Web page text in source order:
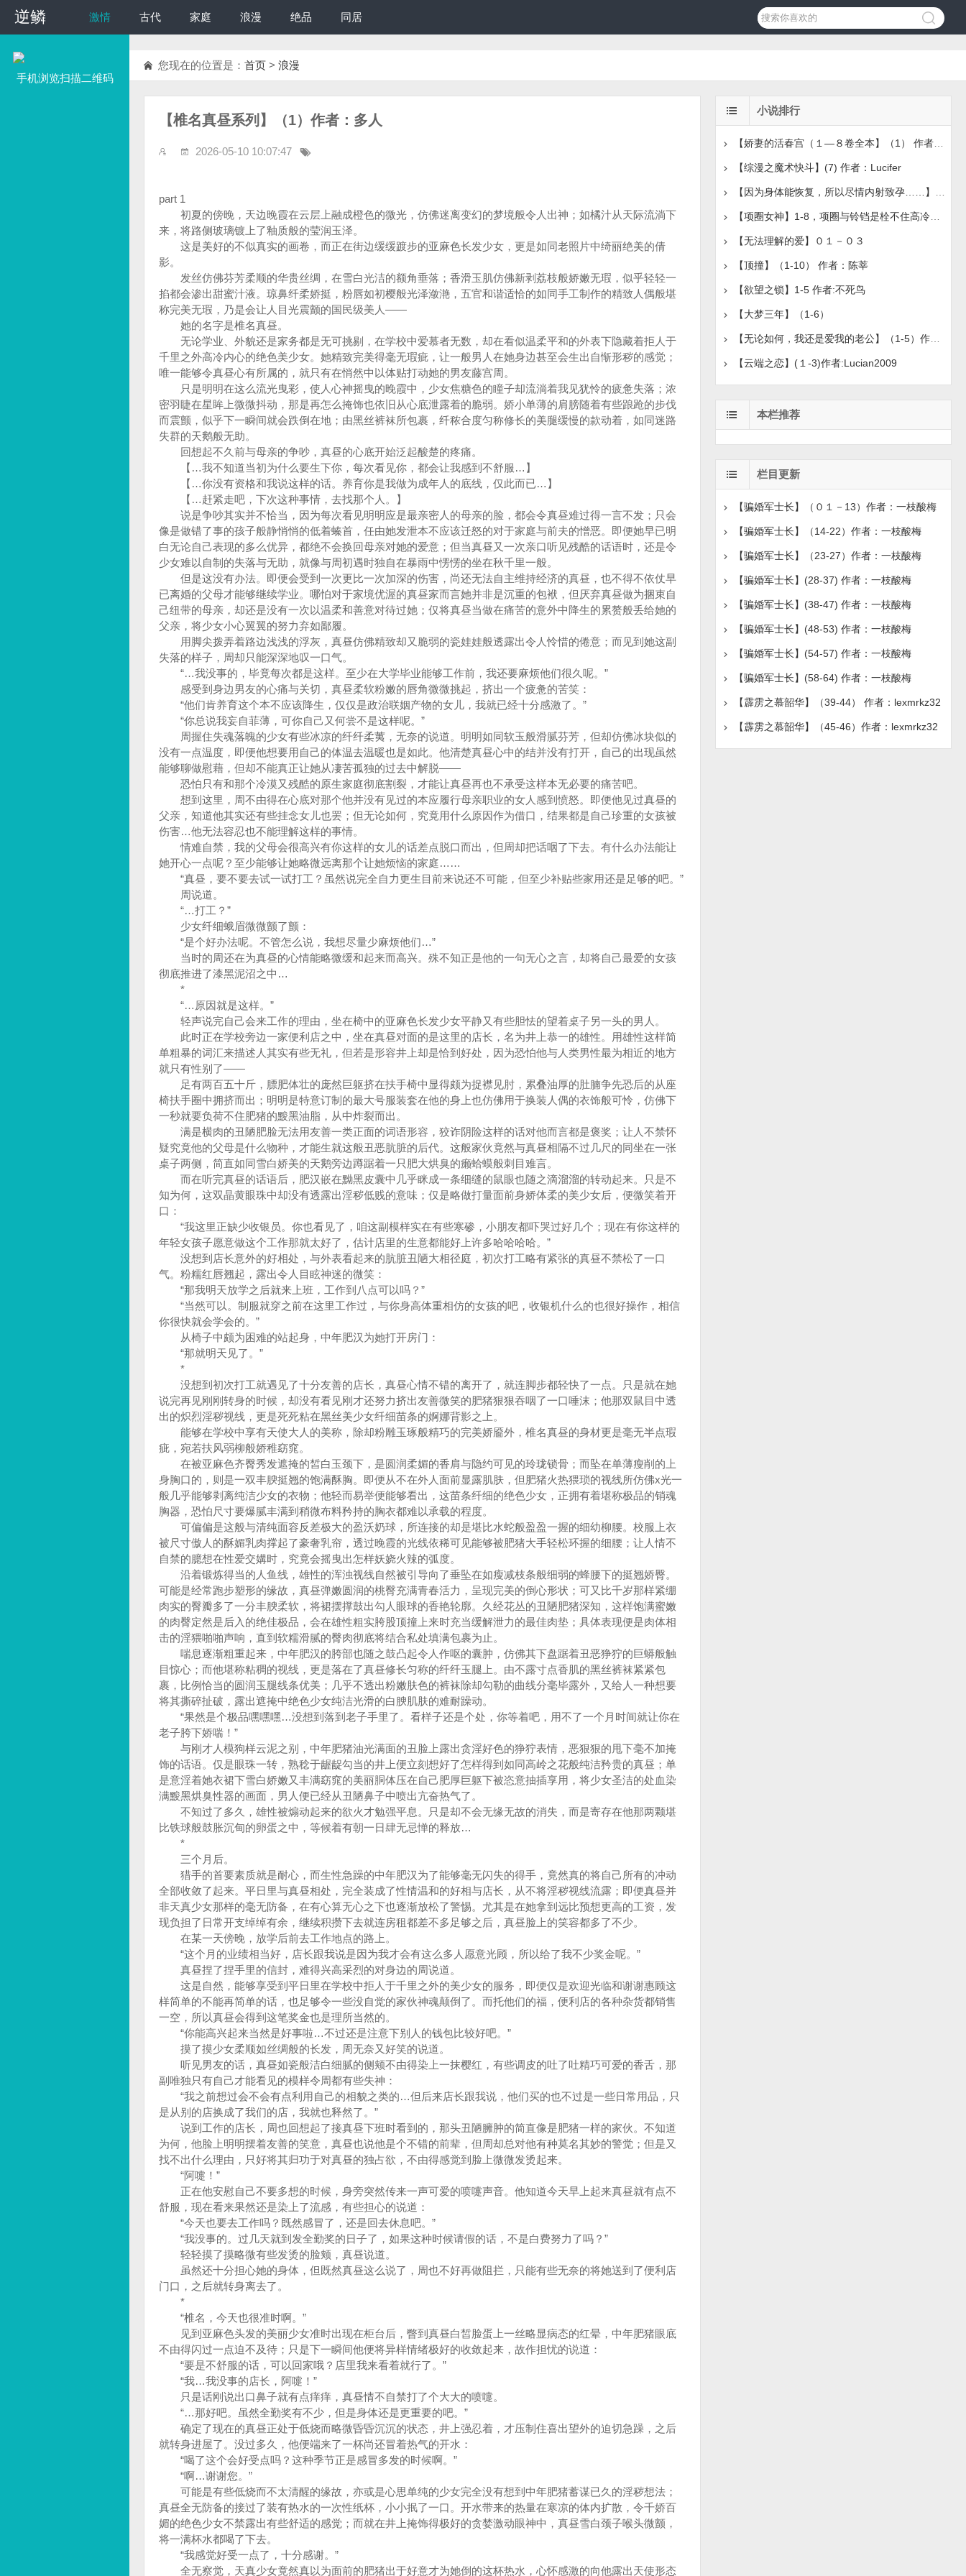
逆鳞
逆鳞 激情 古代 家庭 浪漫 绝品 同居
手机浏览扫描二维码
您现在的位置是： 首页 > 浪漫
【椎名真昼系列】（1）作者：多人
2026-05-10 10:07:47
part 1
初夏的傍晚，天边晚霞在云层上融成橙色的微光，仿佛迷离变幻的梦境般令人出神；如橘汁从天际流淌下
来，将路侧玻璃镀上了釉质般的莹润玉泽。
这是美好的不似真实的画卷，而正在街边缓缓踱步的亚麻色长发少女，更是如同老照片中绮丽绝美的倩
影。
发丝仿佛芬芳柔顺的华贵丝绸，在雪白光洁的额角垂落；香滑玉肌仿佛新剥荔枝般娇嫩无瑕，似乎轻轻一
掐都会渗出甜蜜汁液。琼鼻纤柔娇挺，粉唇如初樱般光泽潋滟，五官和谐适恰的如同手工制作的精致人偶般堪
称完美无瑕，乃是会让人目光震颤的国民级美人——
她的名字是椎名真昼。
无论学业、外貌还是家务都是无可挑剔，在学校中爱慕者无数，却在看似温柔平和的外表下隐藏着拒人于
千里之外高冷内心的绝色美少女。她精致完美得毫无瑕疵，让一般男人在她身边甚至会生出自惭形秽的感觉；
唯一能够令真昼心有所属的，就只有在悄然中以体贴打动她的男友藤宫周。
只是明明在这么流光曳彩，使人心神摇曳的晚霞中，少女焦糖色的瞳子却流淌着我见犹怜的疲惫失落；浓
密羽睫在星眸上微微抖动，那是再怎么掩饰也依旧从心底泄露着的脆弱。娇小单薄的肩膀随着有些踉跄的步伐
而震颤，似乎下一瞬间就会跌倒在地；由黑丝裤袜所包裹，纤秾合度匀称修长的美腿缓慢的款动着，如同迷路
失群的天鹅般无助。
回想起不久前与母亲的争吵，真昼的心底开始泛起酸楚的疼痛。
【…我不知道当初为什么要生下你，每次看见你，都会让我感到不舒服…】
【…你没有资格和我说这样的话。养育你是我做为成年人的底线，仅此而已…】
【…赶紧走吧，下次这种事情，去找那个人。】
说是争吵其实并不恰当，因为每次看见明明应是最亲密人的母亲的脸，都会令真昼难过得一言不发；只会
像是做错了事的孩子般静悄悄的低着螓首，任由她发泄本不应该迁怒的对于家庭与前夫的憎恶。即便她早已明
白无论自己表现的多么优异，都绝不会换回母亲对她的爱意；但当真昼又一次亲口听见残酷的话语时，还是令
少女难以自制的失落与无助，就像与周初遇时独自在暴雨中愣愣的坐在秋千里一般。
但是这没有办法。即便会受到一次更比一次加深的伤害，尚还无法自主维持经济的真昼，也不得不依仗早
已离婚的父母才能够继续学业。哪怕对于家境优渥的真昼家而言她并非是沉重的包袱，但厌弃真昼做为捆束自
己纽带的母亲，却还是没有一次以温柔和善意对待过她；仅将真昼当做在痛苦的意外中降生的累赘般丢给她的
父亲，将少女小心翼翼的努力弃如鄙履。
用脚尖拨弄着路边浅浅的浮灰，真昼仿佛精致却又脆弱的瓷娃娃般透露出令人怜惜的倦意；而见到她这副
失落的样子，周却只能深深地叹一口气。
“…我没事的，毕竟每次都是这样。至少在大学毕业能够工作前，我还要麻烦他们很久呢。”
感受到身边男友的心痛与关切，真昼柔软粉嫩的唇角微微挑起，挤出一个疲惫的苦笑：
“他们肯养育这个本不应该降生，仅仅是政治联姻产物的女儿，我就已经十分感激了。”
“你总说我妄自菲薄，可你自己又何尝不是这样呢。”
周握住失魂落魄的少女有些冰凉的纤纤柔荑，无奈的说道。明明如同软玉般滑腻芬芳，但却仿佛冰块似的
没有一点温度，即便他想要用自己的体温去温暖也是如此。他清楚真昼心中的结并没有打开，自己的出现虽然
能够聊做慰藉，但却不能真正让她从凄苦孤独的过去中解脱——
恐怕只有和那个冷漠又残酷的原生家庭彻底割裂，才能让真昼再也不承受这样本无必要的痛苦吧。
想到这里，周不由得在心底对那个他并没有见过的本应履行母亲职业的女人感到愤怒。即便他见过真昼的
父亲，知道他其实还有些挂念女儿也罢；但无论如何，究竟用什么原因作为借口，结果都是自己珍重的女孩被
伤害…他无法容忍也不能理解这样的事情。
情难自禁，我的父母会很高兴有你这样的女儿的话差点脱口而出，但周却把话咽了下去。有什么办法能让
她开心一点呢？至少能够让她略微远离那个让她烦恼的家庭……
“真昼，要不要去试一试打工？虽然说完全自力更生目前来说还不可能，但至少补贴些家用还是足够的吧。”
周说道。
“…打工？”
少女纤细蛾眉微微颤了颤：
“是个好办法呢。不管怎么说，我想尽量少麻烦他们…”
当时的周还在为真昼的心情能略微缓和起来而高兴。殊不知正是他的一句无心之言，却将自己最爱的女孩
彻底推进了漆黑泥沼之中…
*
“…原因就是这样。”
轻声说完自己会来工作的理由，坐在椅中的亚麻色长发少女平静又有些胆怯的望着桌子另一头的男人。
此时正在学校旁边一家便利店之中，坐在真昼对面的是这里的店长，名为井上恭一的雄性。用雄性这样简
单粗暴的词汇来描述人其实有些无礼，但若是形容井上却是恰到好处，因为恐怕他与人类男性最为相近的地方
就只有性别了——
足有两百五十斤，膘肥体壮的庞然巨躯挤在扶手椅中显得颇为捉襟见肘，累叠油厚的肚腩争先恐后的从座
椅扶手圈中拥挤而出；明明是特意订制的最大号服装套在他的身上也仿佛用于换装人偶的衣饰般可怜，仿佛下
一秒就要负荷不住肥猪的黢黑油脂，从中炸裂而出。
满是横肉的丑陋肥脸无法用友善一类正面的词语形容，狡诈阴险这样的话对他而言都是褒奖；让人不禁怀
疑究竟他的父母是什么物种，才能生就这般丑恶肮脏的后代。这般家伙竟然与真昼相隔不过几尺的同坐在一张
桌子两侧，简直如同雪白娇美的天鹅旁边蹲踞着一只肥大烘臭的癞蛤蟆般刺目难言。
而在听完真昼的话语后，肥汉嵌在黝黑皮囊中几乎眯成一条细缝的鼠眼也随之滴溜溜的转动起来。只是不
知为何，这双晶黄眼珠中却没有透露出淫秽低贱的意味；仅是略做打量面前身娇体柔的美少女后，便微笑着开
口：
“我这里正缺少收银员。你也看见了，咱这副模样实在有些寒碜，小朋友都吓哭过好几个；现在有你这样的
年轻女孩子愿意做这个工作那就太好了，估计店里的生意都能好上许多哈哈哈哈。”
没想到店长意外的好相处，与外表看起来的肮脏丑陋大相径庭，初次打工略有紧张的真昼不禁松了一口
气。粉糯红唇翘起，露出令人目眩神迷的微笑：
“那我明天放学之后就来上班，工作到八点可以吗？”
“当然可以。制服就穿之前在这里工作过，与你身高体重相仿的女孩的吧，收银机什么的也很好操作，相信
你很快就会学会的。”
从椅子中颇为困难的站起身，中年肥汉为她打开房门：
“那就明天见了。”
*
没想到初次打工就遇见了十分友善的店长，真昼心情不错的离开了，就连脚步都轻快了一点。只是就在她
说完再见刚刚转身的时候，却没有看见刚才还努力挤出友善微笑的肥猪狠狠吞咽了一口唾沫；他那双鼠目中透
出的炽烈淫秽视线，更是死死粘在黑丝美少女纤细苗条的婀娜背影之上。
能够在学校中享有天使大人的美称，除却粉雕玉琢般精巧的完美娇靥外，椎名真昼的身材更是毫无半点瑕
疵，宛若扶风弱柳般娇稚窈窕。
在被亚麻色齐臀秀发遮掩的皙白玉颈下，是圆润柔媚的香肩与隐约可见的玲珑锁骨；而坠在单薄瘦削的上
身胸口的，则是一双丰腴挺翘的饱满酥胸。即便从不在外人面前显露肌肤，但肥猪火热猥琐的视线所仿佛x光一
般几乎能够剥离纯洁少女的衣物；他轻而易举便能够看出，这苗条纤细的绝色少女，正拥有着堪称极品的销魂
胸器，恐怕尺寸要爆腻丰满到稍微布料矜持的胸衣都难以承载的程度。
可偏偏是这般与清纯面容反差极大的盈沃奶球，所连接的却是堪比水蛇般盈盈一握的细幼柳腰。校服上衣
被尺寸傲人的酥媚乳肉撑起了豪奢乳帘，透过晚霞的光线依稀可见能够被肥猪大手轻松环握的细腰；让人情不
自禁的臆想在性爱交媾时，究竟会摇曳出怎样妖娆火辣的弧度。
沿着锻炼得当的人鱼线，雄性的浑浊视线自然被引导向了垂坠在如瘦减枝条般细弱的蜂腰下的挺翘娇臀。
可能是经常跑步塑形的缘故，真昼弹嫩圆润的桃臀充满青春活力，呈现完美的倒心形状；可又比千岁那样紧绷
肉实的臀瓣多了一分丰腴柔软，将裙摆撑鼓出勾人眼球的香艳轮廓。久经花丛的丑陋肥猪深知，这样饱满蜜嫩
的肉臀定然是后入的绝佳极品，会在雄性粗实胯股顶撞上来时充当缓解泄力的最佳肉垫；具体表现便是肉体相
击的淫猥啪啪声响，直到软糯滑腻的臀肉彻底将结合私处填满包裹为止。
喘息逐渐粗重起来，中年肥汉的胯部也随之鼓凸起令人作呕的囊肿，仿佛其下盘踞着丑恶狰狞的巨蟒般触
目惊心；而他堪称粘稠的视线，更是落在了真昼修长匀称的纤纤玉腿上。由不露寸点香肌的黑丝裤袜紧紧包
裹，比例恰当的圆润玉腿线条优美；几乎不透出粉嫩肤色的裤袜除却勾勒的曲线分毫毕露外，又给人一种想要
将其撕碎扯破，露出遮掩中绝色少女纯洁光滑的白腴肌肤的难耐躁动。
“果然是个极品嘿嘿嘿…没想到落到老子手里了。看样子还是个处，你等着吧，用不了一个月时间就让你在
老子胯下娇喘！”
与刚才人模狗样云泥之别，中年肥猪油光满面的丑脸上露出贪淫好色的狰狞表情，恶狠狠的甩下毫不加掩
饰的话语。仅是眼珠一转，熟稔于龌龊勾当的井上便立刻想好了怎样得到如同高岭之花般纯洁矜贵的真昼；单
是意淫着她衣裙下雪白娇嫩又丰满窈窕的美丽胴体压在自己肥厚巨躯下被恣意抽插享用，将少女圣洁的处血染
满黢黑烘臭性器的画面，男人便已经从丑陋鼻子中喷出亢奋热气了。
不知过了多久，雄性被煽动起来的欲火才勉强平息。只是却不会无缘无故的消失，而是寄存在他那两颗堪
比铁球般鼓胀沉甸的卵蛋之中，等候着有朝一日肆无忌惮的释放…
*
三个月后。
猎手的首要素质就是耐心，而生性急躁的中年肥汉为了能够毫无闪失的得手，竟然真的将自己所有的冲动
全部收敛了起来。平日里与真昼相处，完全装成了性情温和的好相与店长，从不将淫秽视线流露；即便真昼并
非天真少女那样的毫无防备，在有心算无心之下也逐渐放松了警惕。尤其是在她拿到远比预想更高的工资，发
现负担了日常开支绰绰有余，继续积攒下去就连房租都差不多足够之后，真昼脸上的笑容都多了不少。
在某一天傍晚，放学后前去工作地点的路上。
“这个月的业绩相当好，店长跟我说是因为我才会有这么多人愿意光顾，所以给了我不少奖金呢。”
真昼捏了捏手里的信封，难得兴高采烈的对身边的周说道。
这是自然，能够享受到平日里在学校中拒人于千里之外的美少女的服务，即便仅是欢迎光临和谢谢惠顾这
样简单的不能再简单的话，也足够令一些没自觉的家伙神魂颠倒了。而托他们的福，便利店的各种杂货都销售
一空，所以真昼会得到这笔奖金也是理所当然的。
“你能高兴起来当然是好事啦…不过还是注意下别人的钱包比较好吧。”
摸了摸少女柔顺如丝绸般的长发，周无奈又好笑的说道。
听见男友的话，真昼如瓷般洁白细腻的侧颊不由得染上一抹樱红，有些调皮的吐了吐精巧可爱的香舌，那
副唯独只有自己才能看见的模样令周都有些失神：
“我之前想过会不会有点利用自己的相貌之类的…但后来店长跟我说，他们买的也不过是一些日常用品，只
是从别的店换成了我们的店，我就也释然了。”
说到工作的店长，周也回想起了接真昼下班时看到的，那头丑陋臃肿的简直像是肥猪一样的家伙。不知道
为何，他脸上明明摆着友善的笑意，真昼也说他是个不错的前辈，但周却总对他有种莫名其妙的警觉；但是又
找不出什么理由，只好将其归功于对真昼的独占欲，不由得感觉到脸上微微发烫起来。
“阿嚏！”
正在他安慰自己不要多想的时候，身旁突然传来一声可爱的喷嚏声音。他知道今天早上起来真昼就有点不
舒服，现在看来果然还是染上了流感，有些担心的说道：
“今天也要去工作吗？既然感冒了，还是回去休息吧。”
“我没事的。过几天就到发全勤奖的日子了，如果这种时候请假的话，不是白费努力了吗？”
轻轻摸了摸略微有些发烫的脸颊，真昼说道。
虽然还十分担心她的身体，但既然真昼这么说了，周也不好再做阻拦，只能有些无奈的将她送到了便利店
门口，之后就转身离去了。
*
“椎名，今天也很准时啊。”
见到亚麻色头发的美丽少女准时出现在柜台后，瞥到真昼白皙脸蛋上一丝略显病态的红晕，中年肥猪眼底
不由得闪过一点迫不及待；只是下一瞬间他便将异样情绪极好的收敛起来，故作担忧的说道：
“要是不舒服的话，可以回家哦？店里我来看着就行了。”
“我…我没事的店长，阿嚏！”
只是话刚说出口鼻子就有点痒痒，真昼情不自禁打了个大大的喷嚏。
“…那好吧。虽然全勤奖有不少，但是身体还是更重要的吧。”
确定了现在的真昼正处于低烧而略微昏昏沉沉的状态，井上强忍着，才压制住喜出望外的迫切急躁，之后
就转身进屋了。没过多久，他便端来了一杯尚还冒着热气的开水：
“喝了这个会好受点吗？这种季节正是感冒多发的时候啊。”
“啊…谢谢您。”
可能是有些低烧而不太清醒的缘故，亦或是心思单纯的少女完全没有想到中年肥猪蓄谋已久的淫秽想法；
真昼全无防备的接过了装有热水的一次性纸杯，小小抿了一口。开水带来的热量在寒凉的体内扩散，令千娇百
媚的绝色少女不禁露出有些舒适的感觉；而就在井上掩饰得极好的贪婪激动眼神中，真昼雪白颈子喉头微颤，
将一满杯水都喝了下去。
“我感觉好受一点了，十分感谢。”
全无察觉，天真少女竟然真以为面前的肥猪出于好意才为她倒的这杯热水，心怀感激的向他露出天使形态
小说排行
【娇妻的活春宫（１—８卷全本】（1） 作者：吴茗
【综漫之魔术快斗】(7) 作者：Lucifer
【项圈女神】1-8，项圈与铃铛是栓不住高冷女神的，唯有主
【无法理解的爱】０１－０３
【顶撞】（1-10） 作者：陈莘
【欲望之锁】1-5 作者:不死鸟
【大梦三年】（1-6）
【无论如何，我还是爱我的老公】（1-5）作者：-北岸
【云端之恋】(１-3)作者:Lucian2009
本栏推荐
栏目更新
【骗婚军士长】（０１－13）作者：一枝酸梅
【骗婚军士长】（14-22）作者：一枝酸梅
【骗婚军士长】（23-27）作者：一枝酸梅
【骗婚军士长】(28-37) 作者：一枝酸梅
【骗婚军士长】(38-47) 作者：一枝酸梅
【骗婚军士长】(48-53) 作者：一枝酸梅
【骗婚军士长】(54-57) 作者：一枝酸梅
【骗婚军士长】(58-64) 作者：一枝酸梅
【霹雳之慕韶华】（39-44） 作者：lexmrkz32
【霹雳之慕韶华】（45-46）作者：lexmrkz32